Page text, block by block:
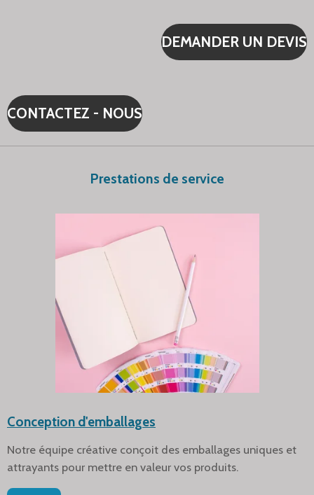
DEMANDER UN DEVIS
CONTACTEZ - NOUS
Prestations de service
Conception d'emballages
Notre équipe créative conçoit des emballages uniques et
attrayants pour mettre en valeur vos produits.